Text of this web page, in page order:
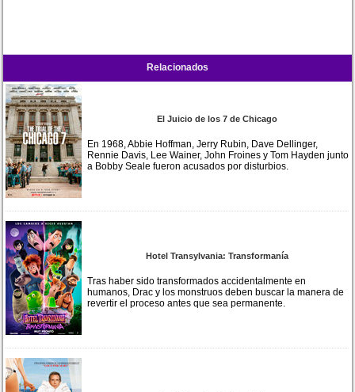
Relacionados
El Juicio de los 7 de Chicago
En 1968, Abbie Hoffman, Jerry Rubin, Dave Dellinger,
Rennie Davis, Lee Wainer, John Froines y Tom Hayden junto
a Bobby Seale fueron acusados por disturbios.
Hotel Transylvania: Transformanía
Tras haber sido transformados accidentalmente en
humanos, Drac y los monstruos deben buscar la manera de
revertir el proceso antes que sea permanente.